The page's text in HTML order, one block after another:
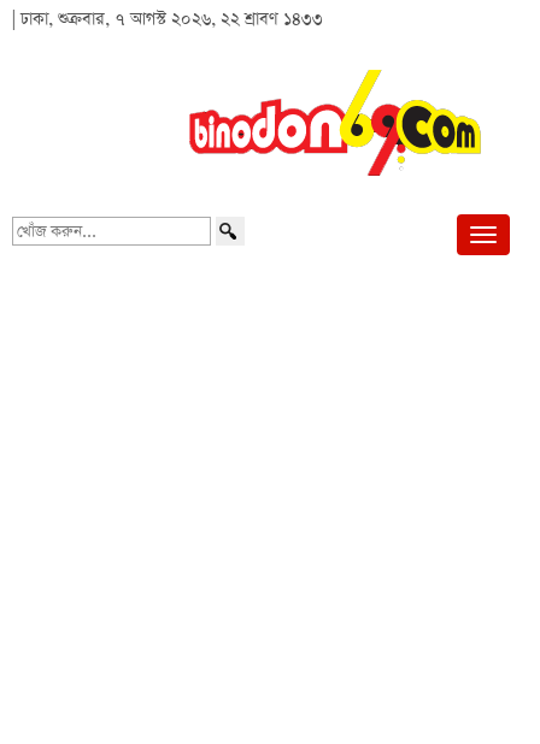
| ঢাকা, শুক্রবার, ৭ আগস্ট ২০২৬, ২২ শ্রাবণ ১৪৩৩
খোঁজ